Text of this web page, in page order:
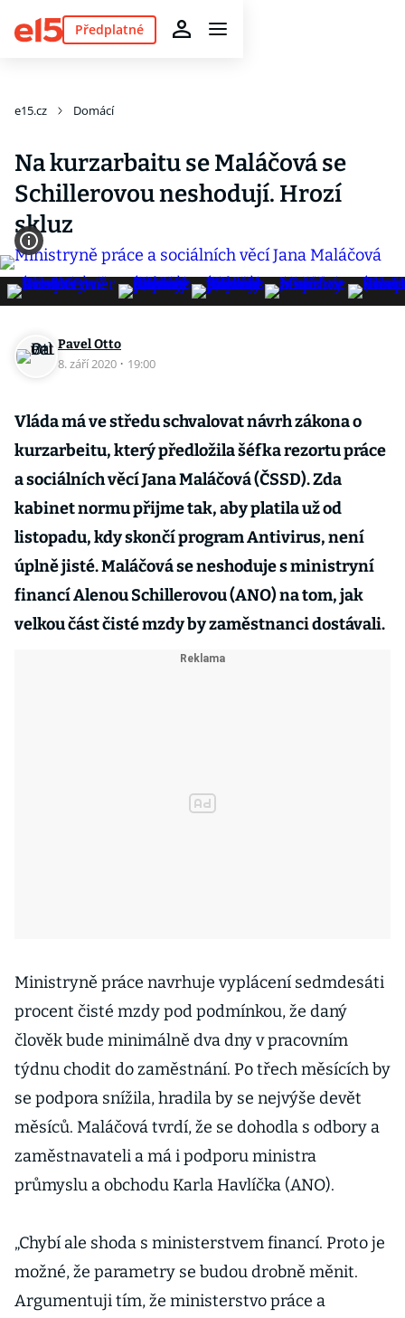
Předplatné
e15.cz Domácí
Na kurzarbaitu se Maláčová se
Schillerovou neshodují. Hrozí
skluz
Pavel Otto
8. září 2020 · 19:00
Vláda má ve středu schvalovat návrh zákona o
kurzarbeitu, který předložila šéfka rezortu práce
a sociálních věcí Jana Maláčová (ČSSD). Zda
kabinet normu přijme tak, aby platila už od
listopadu, kdy skončí program Antivirus, není
úplně jisté. Maláčová se neshoduje s ministryní
financí Alenou Schillerovou (ANO) na tom, jak
velkou část čisté mzdy by zaměstnanci dostávali.
Ministryně práce navrhuje vyplácení sedmdesáti
procent čisté mzdy pod podmínkou, že daný
člověk bude minimálně dva dny v pracovním
týdnu chodit do zaměstnání. Po třech měsících by
se podpora snížila, hradila by se nejvýše devět
měsíců. Maláčová tvrdí, že se dohodla s odbory a
zaměstnavateli a má i podporu ministra
průmyslu a obchodu Karla Havlíčka (ANO).
„Chybí ale shoda s ministerstvem financí. Proto je
možné, že parametry se budou drobně měnit.
Argumentuji tím, že ministerstvo práce a